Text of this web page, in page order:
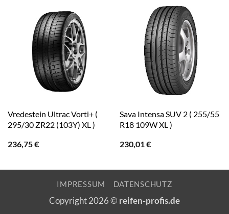
Vredestein Ultrac Vorti+ (
295/30 ZR22 (103Y) XL )
236,75€
Sava Intensa SUV 2 ( 255/55
R18 109W XL )
230,01 €
IMPRESSUM DATENSCHUTZ
Copyright 2026 © reifen-profis.de